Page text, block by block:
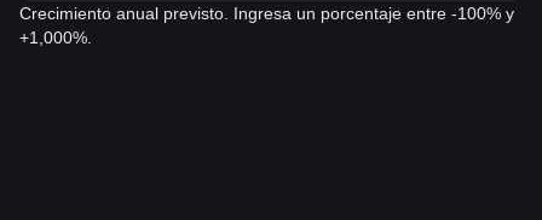
Crecimiento anual previsto. Ingresa un porcentaje entre -100% y
+1,000%.